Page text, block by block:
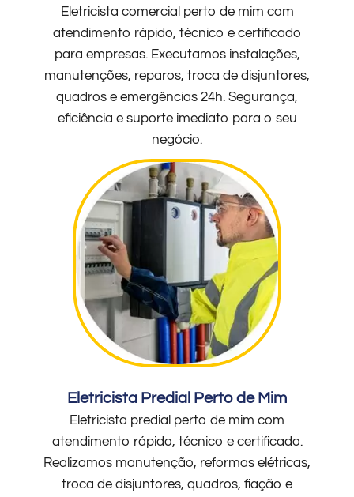
Eletricista comercial perto de mim com
atendimento rápido, técnico e certificado
para empresas. Executamos instalações,
manutenções, reparos, troca de disjuntores,
quadros e emergências 24h. Segurança,
eficiência e suporte imediato para o seu
negócio.
Eletricista Predial Perto de Mim
Eletricista predial perto de mim com
atendimento rápido, técnico e certificado.
Realizamos manutenção, reformas elétricas,
troca de disjuntores, quadros, fiação e